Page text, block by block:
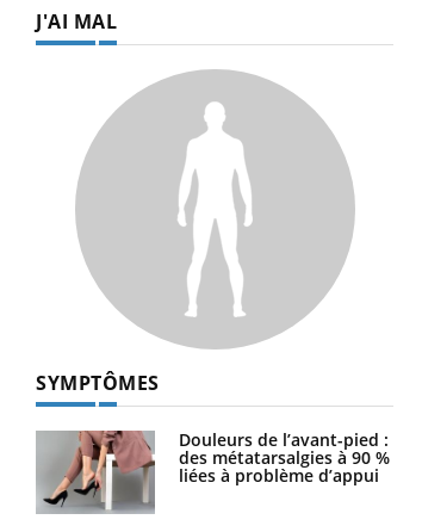
J'AI MAL
SYMPTÔMES
Douleurs de l’avant-pied :
des métatarsalgies à 90 %
liées à problème d’appui